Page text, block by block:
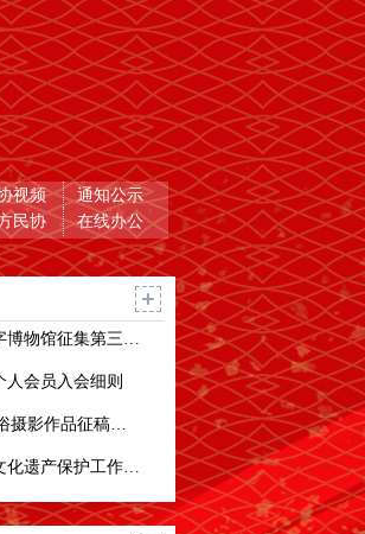
视频
通知公示
民协 在线办公
第三批馆藏作品的通知
会员入会细则
影作品征稿启事
先进集体和先进个人的公示